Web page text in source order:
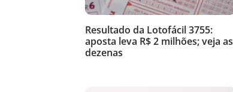
Resultado da Lotofácil 3755:
aposta leva R$ 2 milhões; veja as
dezenas